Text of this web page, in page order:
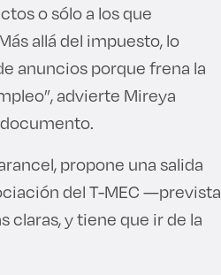
o sólo a los que
allá del impuesto, lo
anuncios porque frena la
advierte Mireya
propone una salida
del T-MEC —prevista
claras, y tiene que ir de la